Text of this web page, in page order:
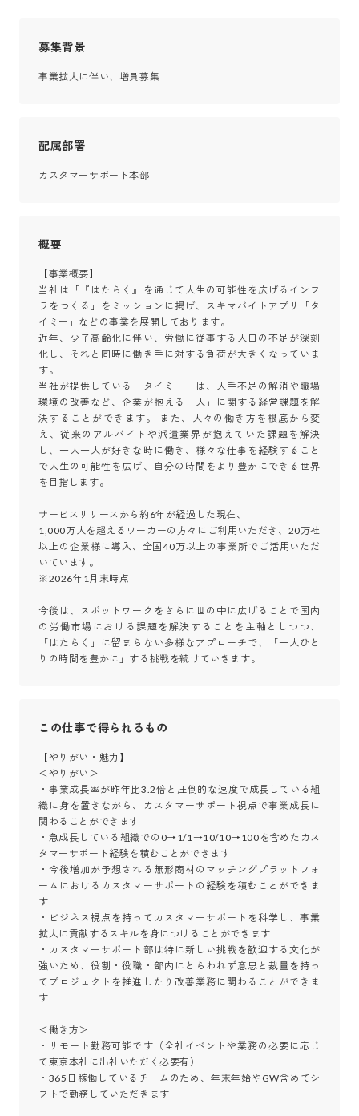
募集背景
事業拡大に伴い、増員募集
配属部署
カスタマーサポート本部
概要
【事業概要】
当社は「『はたらく』を通じて人生の可能性を広げるインフ
ラをつくる」をミッションに掲げ、スキマバイトアプリ「タ
イミー」などの事業を展開しております。
近年、少子高齢化に伴い、労働に従事する人口の不足が深刻
化し、それと同時に働き手に対する負荷が大きくなっていま
す。
当社が提供している「タイミー」は、人手不足の解消や職場
環境の改善など、企業が抱える「人」に関する経営課題を解
決することができます。 また、人々の働き方を根底から変
え、従来のアルバイトや派遣業界が抱えていた課題を解決
し、一人一人が好きな時に働き、様々な仕事を経験すること
で人生の可能性を広げ、自分の時間をより豊かにできる世界
を目指します。
サービスリリースから約6年が経過した現在、
1,000万人を超えるワーカーの方々にご利用いただき、20万社
以上の企業様に導入、全国40万以上の事業所でご活用いただ
いています。
※2026年1月末時点
今後は、スポットワークをさらに世の中に広げることで国内
の労働市場における課題を解決することを主軸としつつ、
「はたらく」に留まらない多様なアプローチで、「一人ひと
りの時間を豊かに」する挑戦を続けていきます。
この仕事で得られるもの
【やりがい・魅力】
＜やりがい＞
・事業成長率が昨年比3.2倍と圧倒的な速度で成長している組
織に身を置きながら、カスタマーサポート視点で事業成長に
関わることができます
・急成長している組織での0→1/1→10/10→100を含めたカス
タマーサポート経験を積むことができます
・今後増加が予想される無形商材のマッチングプラットフォ
ームにおけるカスタマーサポートの経験を積むことができま
す
・ビジネス視点を持ってカスタマーサポートを科学し、事業
拡大に貢献するスキルを身につけることができます
・カスタマーサポート部は特に新しい挑戦を歓迎する文化が
強いため、役割・役職・部内にとらわれず意思と裁量を持っ
てプロジェクトを推進したり改善業務に関わることができま
す
＜働き方＞
・リモート勤務可能です（全社イベントや業務の必要に応じ
て東京本社に出社いただく必要有）
・365日稼働しているチームのため、年末年始やGW含めてシ
フトで勤務していただきます